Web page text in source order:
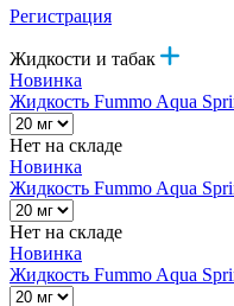
Регистрация
Жидкости и табак
Новинка
Жидкость Fummo Aqua
Нет на складе
Новинка
Жидкость Fummo Aqua
Нет на складе
Новинка
Жидкость Fummo Aqua